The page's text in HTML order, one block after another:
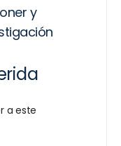
y
a este